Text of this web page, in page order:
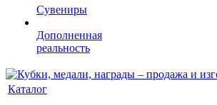
Сувениры
Дополненная
реальность
Каталог